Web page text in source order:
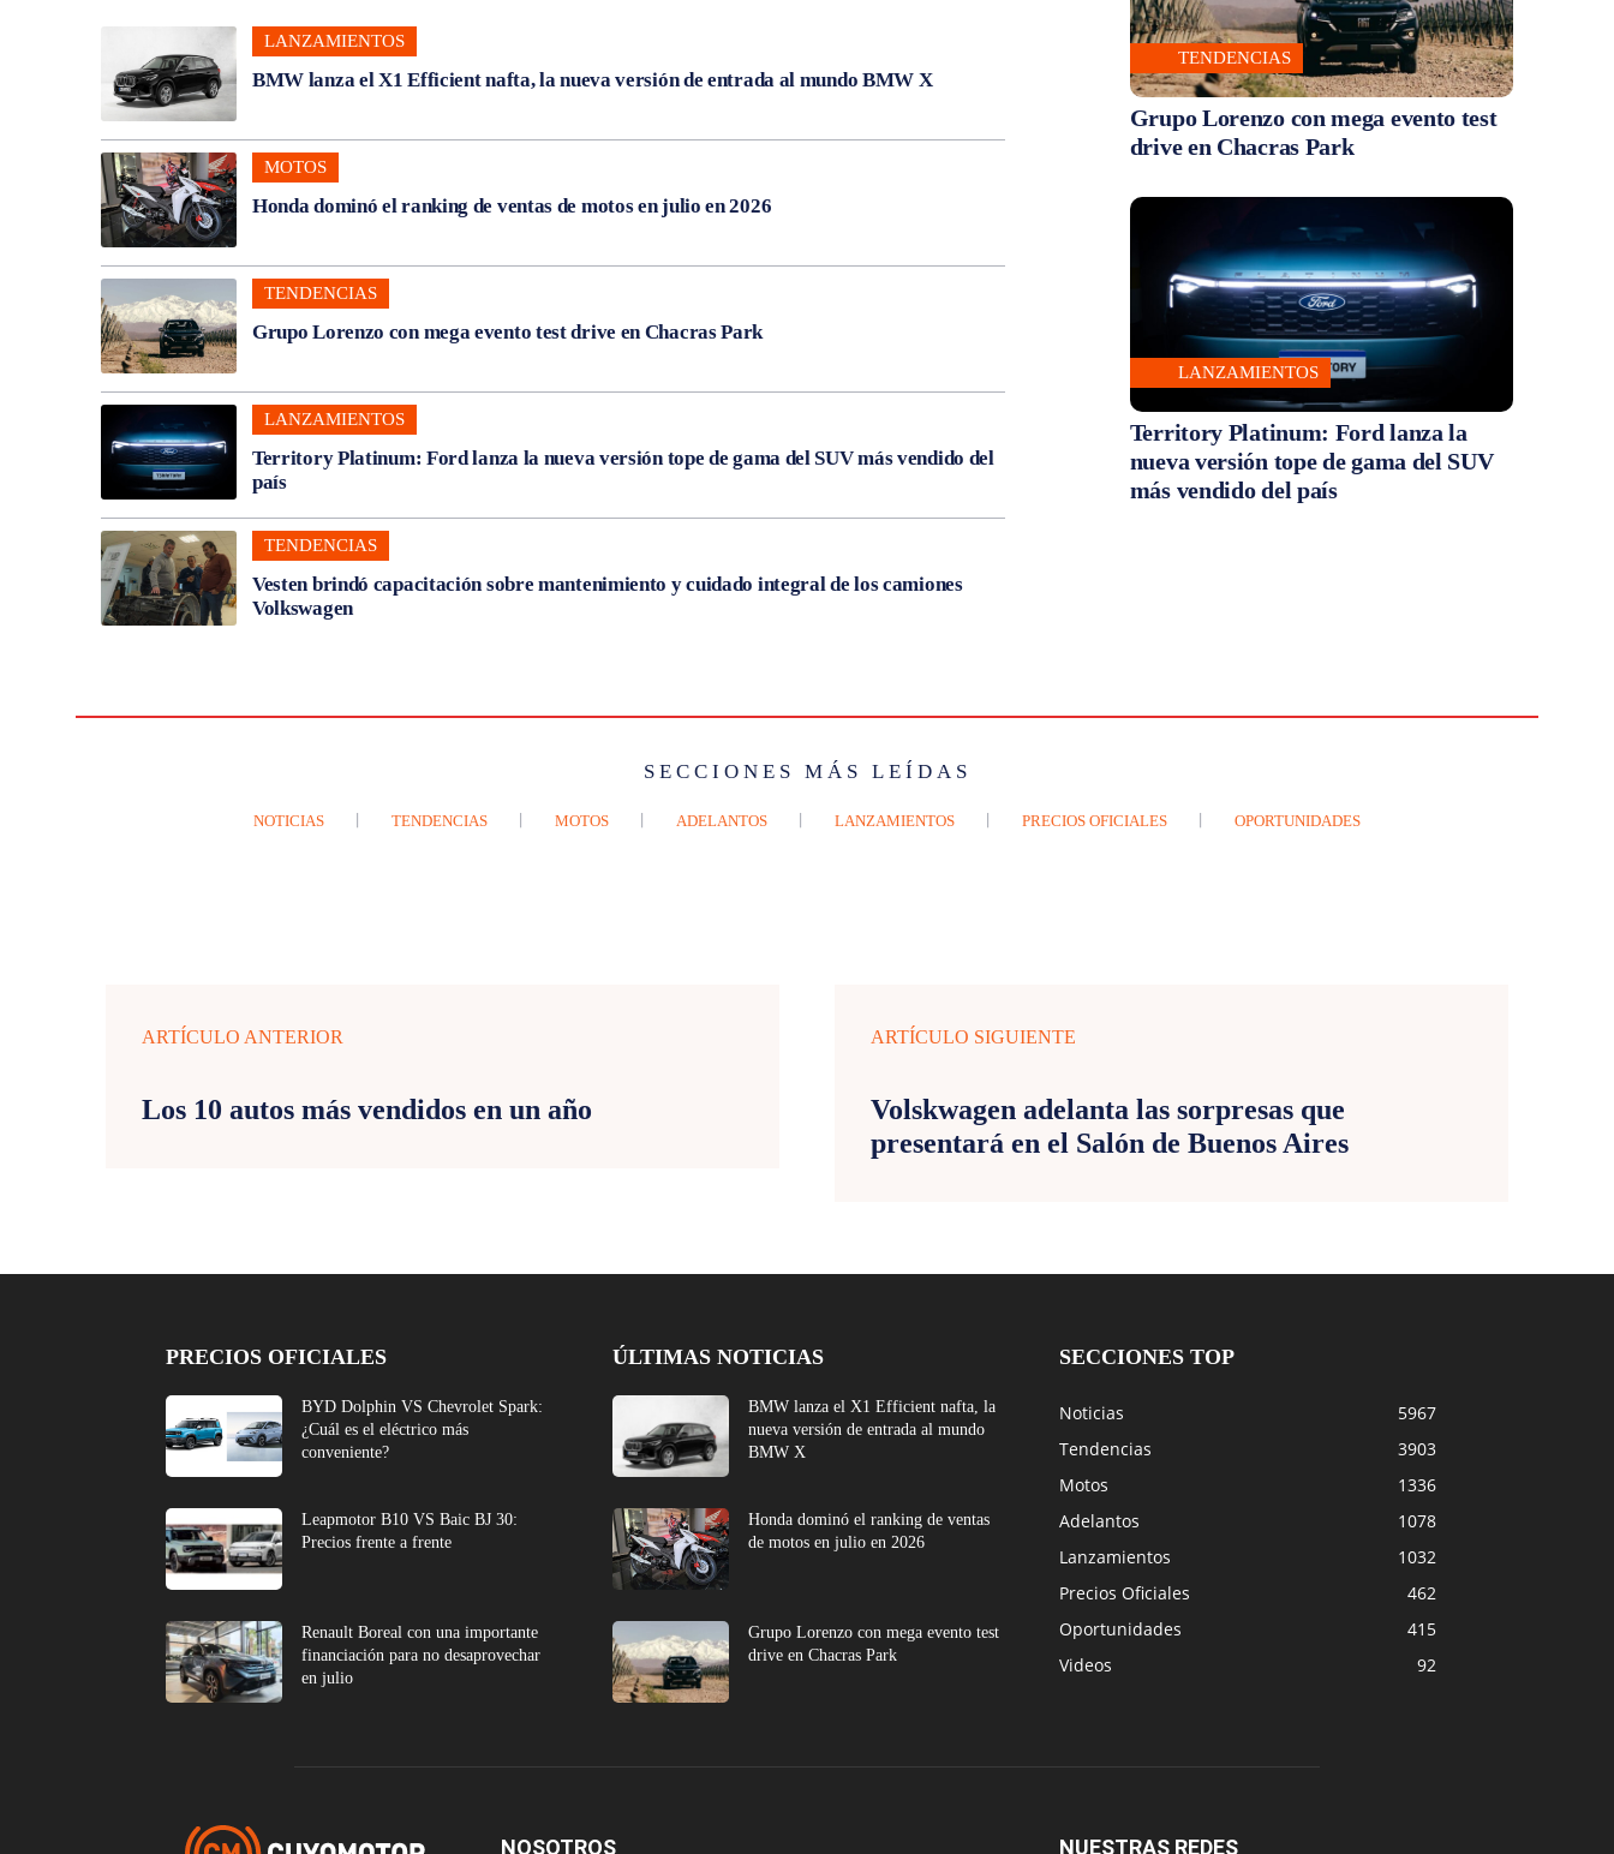
LANZAMIENTOS
BMW lanza el X1 Efficient nafta, la nueva versión de entrada al mundo BMW X
MOTOS
Honda dominó el ranking de ventas de motos en julio en 2026
TENDENCIAS
Grupo Lorenzo con mega evento test drive en Chacras Park
LANZAMIENTOS
Territory Platinum: Ford lanza la nueva versión tope de gama del SUV más vendido del
país
TENDENCIAS
Vesten brindó capacitación sobre mantenimiento y cuidado integral de los camiones
Volkswagen
TENDENCIAS
Grupo Lorenzo con mega evento test
drive en Chacras Park
LANZAMIENTOS
Territory Platinum: Ford lanza la
nueva versión tope de gama del SUV
más vendido del país
SECCIONES MÁS LEÍDAS
NOTICIAS TENDENCIAS MOTOS ADELANTOS LANZAMIENTOS PRECIOS OFICIALES OPORTUNIDADES
ARTÍCULO ANTERIOR
Los 10 autos más vendidos en un año
ARTÍCULO SIGUIENTE
Volskwagen adelanta las sorpresas que
presentará en el Salón de Buenos Aires
PRECIOS OFICIALES
BYD Dolphin VS Chevrolet Spark:
¿Cuál es el eléctrico más
conveniente?
Leapmotor B10 VS Baic BJ 30:
Precios frente a frente
Renault Boreal con una importante
financiación para no desaprovechar
en julio
ÚLTIMAS NOTICIAS
BMW lanza el X1 Efficient nafta, la
nueva versión de entrada al mundo
BMW X
Honda dominó el ranking de ventas
de motos en julio en 2026
Grupo Lorenzo con mega evento test
drive en Chacras Park
SECCIONES TOP
Noticias
5967
Tendencias
3903
Motos
1336
Adelantos
1078
Lanzamientos
1032
Precios Oficiales
462
Oportunidades
415
Videos
92
NOSOTROS NUESTRAS REDES